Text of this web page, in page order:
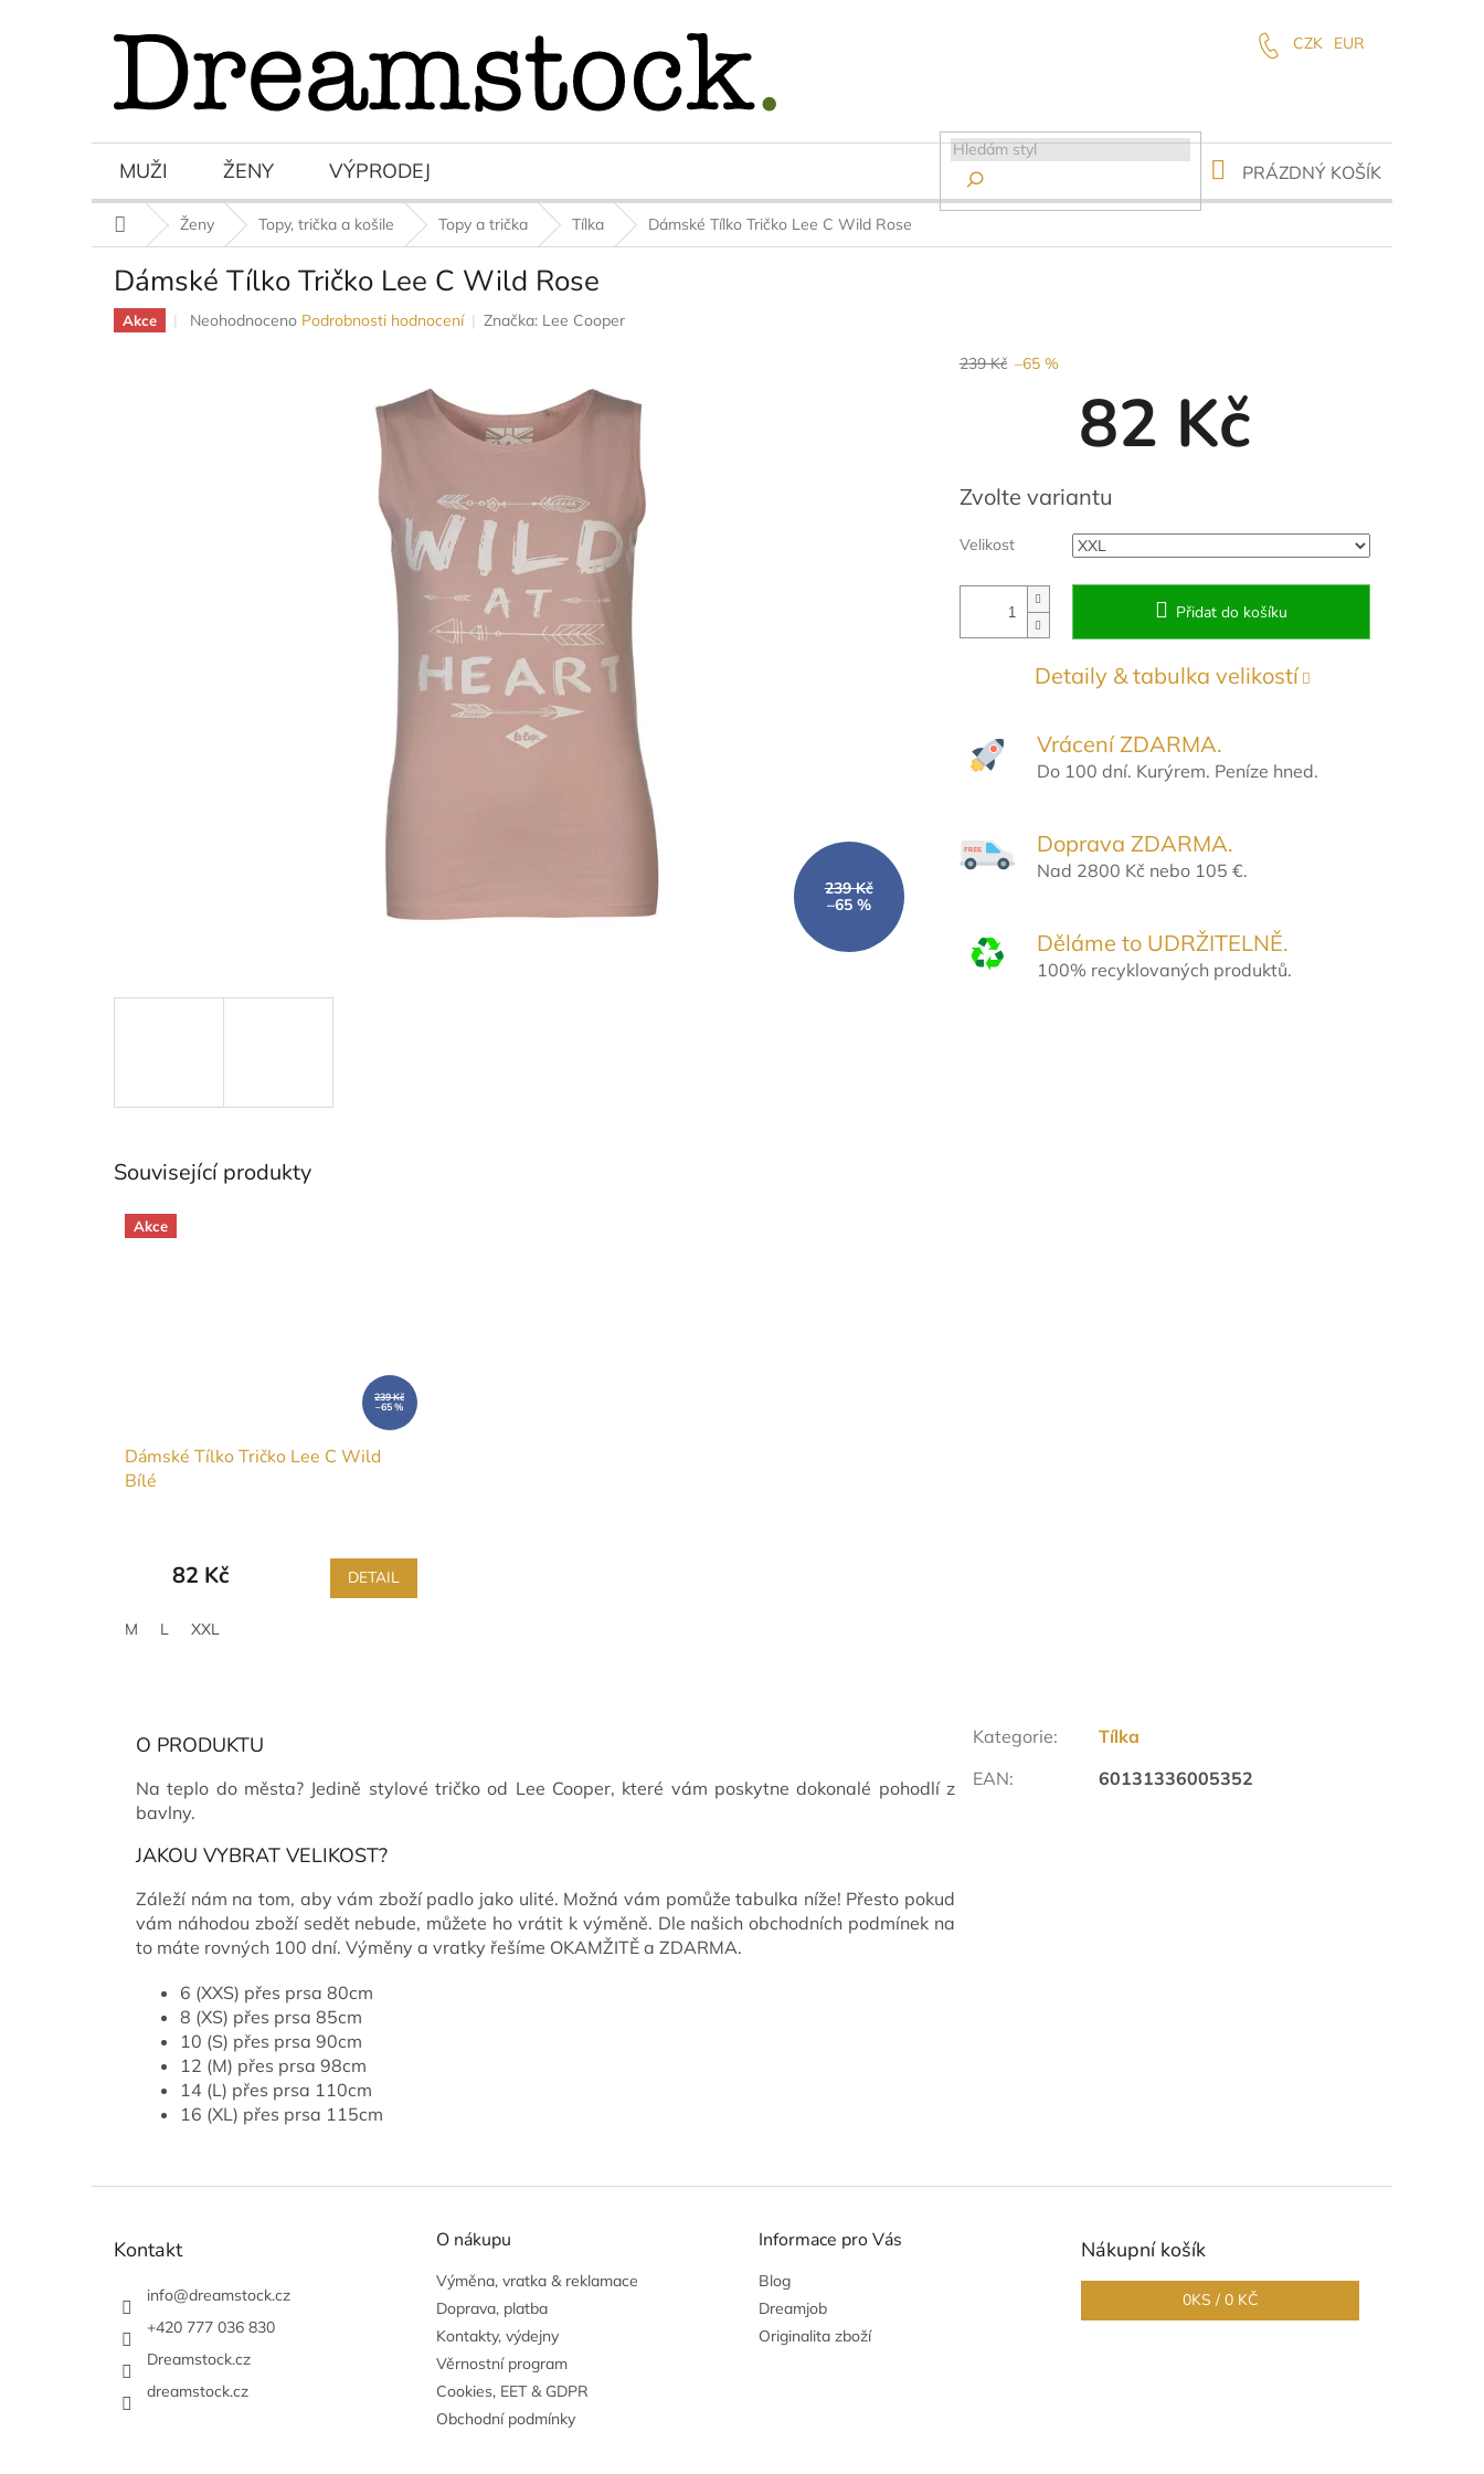
CZK EUR
MUŽI ŽENY VÝPRODEJ 
NÁKUPNÍ
KOŠÍK
PRÁZDNÝ KOŠÍK
Domů Ženy Topy, trička a košile Topy a trička Tílka Dámské Tílko Tričko Lee C Wild Rose
Dámské Tílko Tričko Lee C Wild Rose
Akce
Průměrné
Neohodnoceno Podrobnosti hodnocení Značka: Lee Cooper
239 Kč
–65 %
239 Kč –65 %
82 Kč
Měrná
cena:
Zvolte variantu
Velikost
Přidat do košíku
Detaily & tabulka velikostí
Vrácení ZDARMA.
Do 100 dní. Kurýrem. Peníze hned.
Doprava ZDARMA.
Nad 2800 Kč nebo 105 €.
Děláme to UDRŽITELNĚ.
100% recyklovaných produktů.
Související produkty
Akce
239 Kč
–65 %
Dámské Tílko Tričko Lee C Wild
Bílé
82 Kč DETAIL
M L XXL
O PRODUKTU
Na teplo do města? Jedině stylové tričko od Lee Cooper, které vám poskytne dokonalé pohodlí z
bavlny.
JAKOU VYBRAT VELIKOST?
Záleží nám na tom, aby vám zboží padlo jako ulité. Možná vám pomůže tabulka níže! Přesto pokud
vám náhodou zboží sedět nebude, můžete ho vrátit k výměně. Dle našich obchodních podmínek na
to máte rovných 100 dní. Výměny a vratky řešíme OKAMŽITĚ a ZDARMA.
6 (XXS) přes prsa 80cm
8 (XS) přes prsa 85cm
10 (S) přes prsa 90cm
12 (M) přes prsa 98cm
14 (L) přes prsa 110cm
16 (XL) přes prsa 115cm
Kategorie:
Tílka
EAN: 60131336005352
Kontakt
info@dreamstock.cz
+420 777 036 830
Dreamstock.cz
dreamstock.cz
O nákupu
Výměna, vratka & reklamace
Doprava, platba
Kontakty, výdejny
Věrnostní program
Cookies, EET & GDPR
Obchodní podmínky
Informace pro Vás
Blog
Dreamjob
Originalita zboží
Nákupní košík
0KS / 0 KČ